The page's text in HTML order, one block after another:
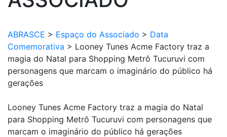
ABRASCE > Espaço do Associado > Data
Comemorativa > Looney Tunes Acme Factory traz a
magia do Natal para Shopping Metrô Tucuruvi com
personagens que marcam o imaginário do público há
gerações
Looney Tunes Acme Factory traz a magia do Natal
para Shopping Metrô Tucuruvi com personagens que
marcam o imaginário do público há gerações